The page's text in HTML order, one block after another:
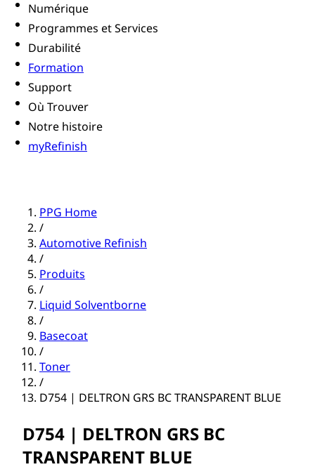
Numérique
Programmes et Services
Durabilité
Formation
Support
Où Trouver
Notre histoire
myRefinish
PPG Home
/
Automotive Refinish
/
Produits
/
Liquid Solventborne
/
Basecoat
/
Toner
/
D754 | DELTRON GRS BC TRANSPARENT BLUE
D754 | DELTRON GRS BC
TRANSPARENT BLUE